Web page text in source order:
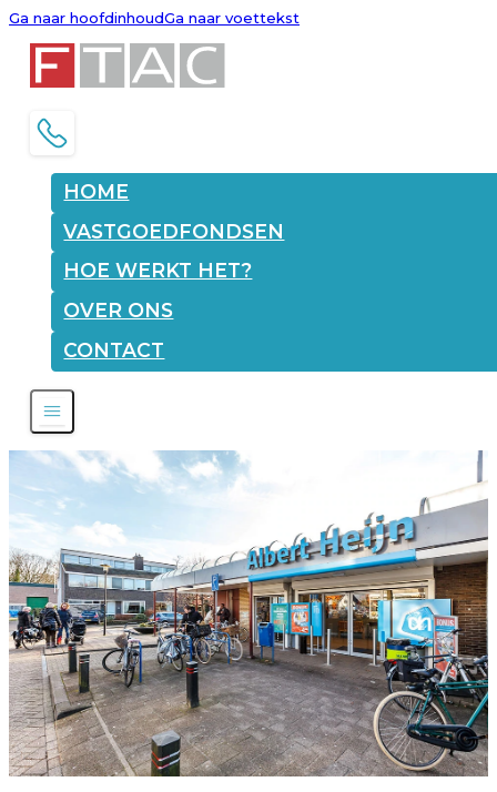
Ga naar hoofdinhoudGa naar voettekst
HOME
VASTGOEDFONDSEN
HOE WERKT HET?
OVER ONS
CONTACT